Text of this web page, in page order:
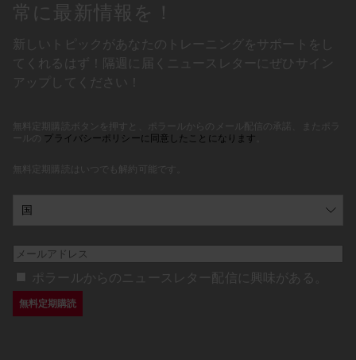
常に最新情報を！
新しいトピックがあなたのトレーニングをサポートをし
てくれるはず！隔週に届くニュースレターにぜひサイン
アップしてください！
無料定期購読ボタンを押すと、ポラールからのメール配信の承諾、またポラ
ールの
プライバシーポリシーに同意したことになります
無料定期購読はいつでも解約可能です。
ポラールからのニュースレター配信に興味がある。